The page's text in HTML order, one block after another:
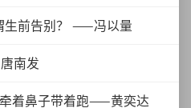
题
生前告别？ ——冯以量
南发
着鼻子带着跑——黄奕达